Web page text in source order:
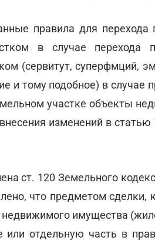
правила для перехода
в случае перехода
(сервитут, суперфмций,
и тому подобное) в случае
участке объекты
изменений в статью
ст. 120 Земельного
что предметом сделки,
недвижимого имущества
или отдельную часть в